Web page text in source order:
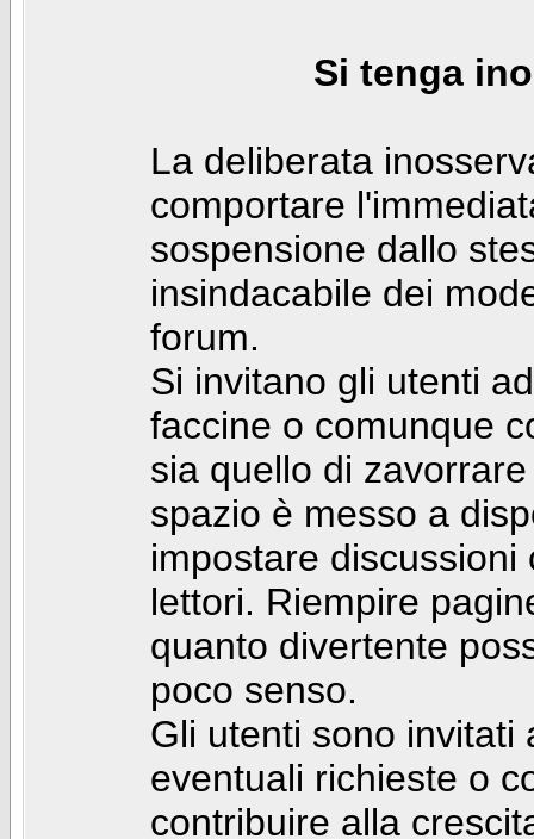
Si tenga
La deliberata
comportare
sospensione dallo
insindacabile dei
forum.
Si invitano gli utenti
faccine o comunque
sia quello di
spazio è messo a
impostare
lettori. Riempire
quanto divertente
poco senso.
Gli utenti sono invitati
eventuali richieste o
contribuire alla